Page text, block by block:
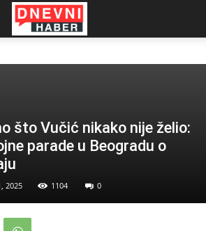
što Vučić nikako nije želio:
parade u Beogradu o
2025 1104 0